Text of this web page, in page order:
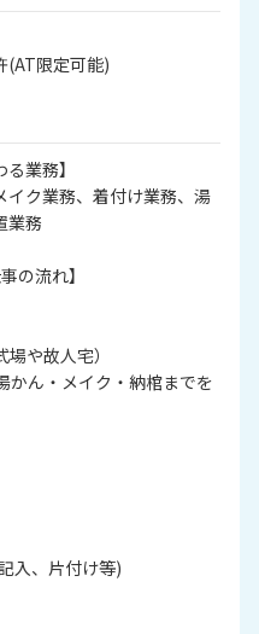
(AT限定可能)
業務】
イク業務、着付け業務、湯
業務
の流れ】
や故人宅）
かん・メイク・納棺までを
入、片付け等)